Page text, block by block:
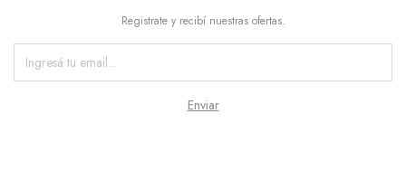
Registrate y recibí nuestras ofertas.